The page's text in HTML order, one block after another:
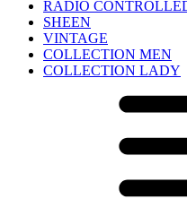
RADIO
SHEEN
VINTAGE
COLLECTION MEN
COLLECTION LADY